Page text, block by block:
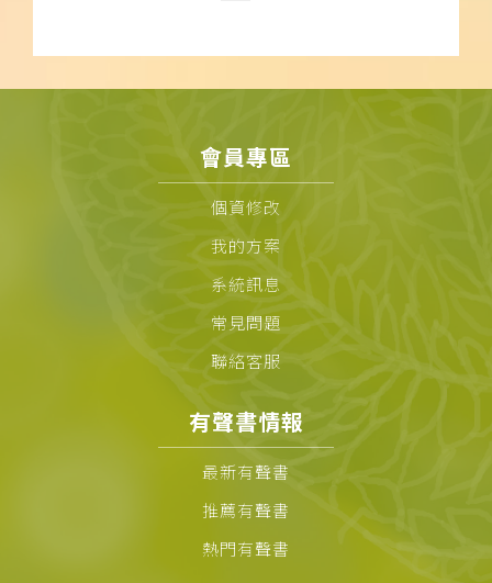
會員專區
個資修改
我的方案
系統訊息
常見問題
聯絡客服
有聲書情報
最新有聲書
推薦有聲書
熱門有聲書